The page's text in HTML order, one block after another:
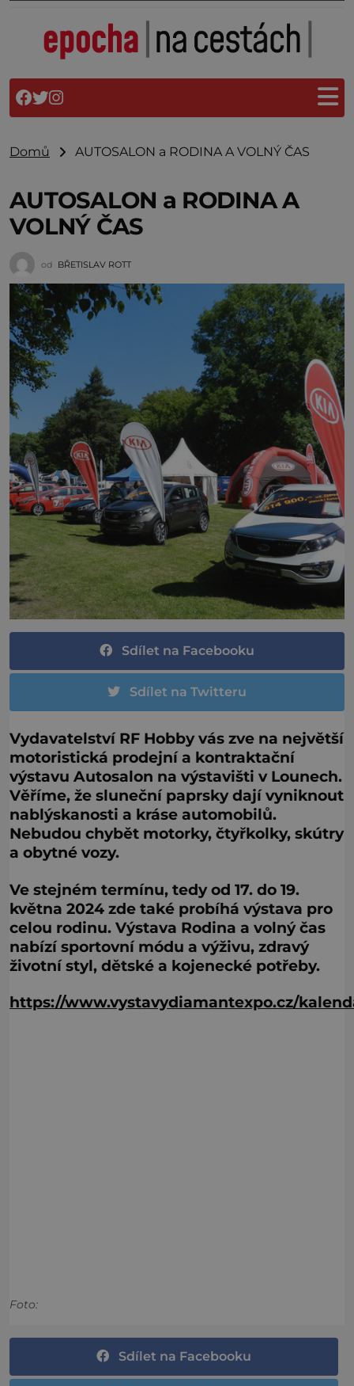
Domů AUTOSALON a RODINA A VOLNÝ ČAS
AUTOSALON a RODINA A
VOLNÝ ČAS
od BŘETISLAV ROTT
Sdílet na Facebooku
Sdílet na Twitteru
Vydavatelství RF Hobby vás zve na největší
motoristická prodejní a kontraktační
výstavu Autosalon na výstavišti v Lounech.
Věříme, že sluneční paprsky dají vyniknout
nablýskanosti a kráse automobilů.
Nebudou chybět motorky, čtyřkolky, skútry
a obytné vozy.
Ve stejném termínu, tedy od 17. do 19.
května 2024 zde také probíhá výstava pro
celou rodinu. Výstava Rodina a volný čas
nabízí sportovní módu a výživu, zdravý
životní styl, dětské a kojenecké potřeby.
https://www.vystavydiamantexpo.cz/
Foto:
Sdílet na Facebooku